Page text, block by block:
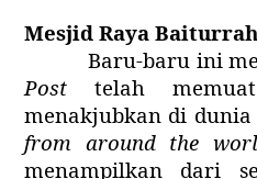
Mesjid Raya
Baru-baru ini
Post telah
menakjubkan di
from around the
menampilkan dari